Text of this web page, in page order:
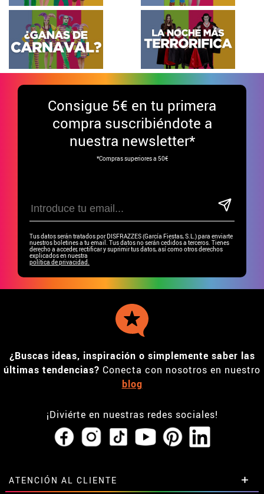
Consigue 5€ en tu primera
compra suscribiéndote a
nuestra newsletter*
*Compras superiores a 50€
Tus datos serán tratados por DISFRAZZES (García Fiestas, S.L.) para enviarte
nuestros boletines a tu email. Tus datos no serán cedidos a terceros. Tienes
derecho a acceder, rectificar y suprimir tus datos, así como otros derechos
explicados en nuestra
política de privacidad.
¿Buscas ideas, inspiración o simplemente saber las
últimas tendencias? Conecta con nosotros en nuestro
blog
¡Diviérte en nuestras redes sociales!
ATENCIÓN AL CLIENTE